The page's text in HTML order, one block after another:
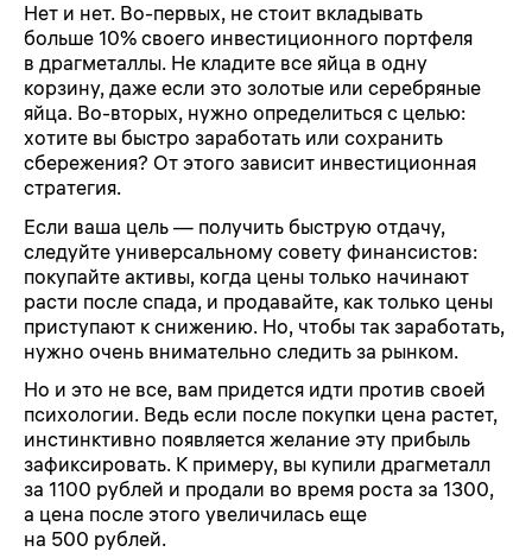
Нет и нет. Во-первых, не стоит вкладывать
больше 10% своего инвестиционного портфеля
в драгметаллы. Не кладите все яйца в одну
корзину, даже если это золотые или серебряные
яйца. Во-вторых, нужно определиться с целью:
хотите вы быстро заработать или сохранить
сбережения? От этого зависит инвестиционная
стратегия.
Если ваша цель — получить быструю отдачу,
следуйте универсальному совету финансистов:
покупайте активы, когда цены только начинают
расти после спада, и продавайте, как только цены
приступают к снижению. Но, чтобы так заработать,
нужно очень внимательно следить за рынком.
Но и это не все, вам придется идти против своей
психологии. Ведь если после покупки цена растет,
инстинктивно появляется желание эту прибыль
зафиксировать. К примеру, вы купили драгметалл
за 1100 рублей и продали во время роста за 1300,
а цена после этого увеличилась еще
на 500 рублей.